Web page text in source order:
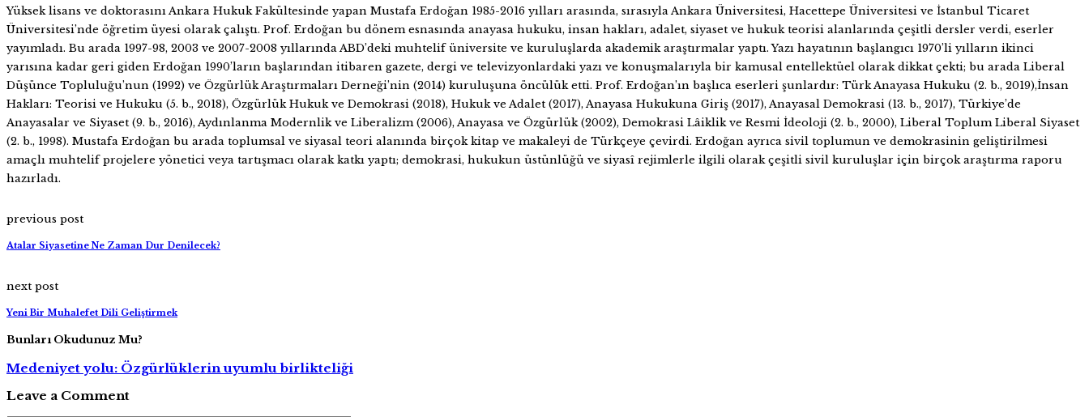
Yüksek lisans ve doktorasını Ankara Hukuk Fakültesinde yapan Mustafa Erdoğan 1985-2016 yılları arasında, sırasıyla Ankara Üniversitesi, Hacettepe Üniversitesi ve İstanbul Ticaret
Üniversitesi’nde öğretim üyesi olarak çalıştı. Prof. Erdoğan bu dönem esnasında anayasa hukuku, insan hakları, adalet, siyaset ve hukuk teorisi alanlarında çeşitli dersler verdi, eserler
yayımladı. Bu arada 1997-98, 2003 ve 2007-2008 yıllarında ABD’deki muhtelif üniversite ve kuruluşlarda akademik araştırmalar yaptı. Yazı hayatının başlangıcı 1970’li yılların ikinci
yarısına kadar geri giden Erdoğan 1990’ların başlarından itibaren gazete, dergi ve televizyonlardaki yazı ve konuşmalarıyla bir kamusal entellektüel olarak dikkat çekti; bu arada Liberal
Düşünce Topluluğu’nun (1992) ve Özgürlük Araştırmaları Derneği’nin (2014) kuruluşuna öncülük etti. Prof. Erdoğan’ın başlıca eserleri şunlardır: Türk Anayasa Hukuku (2. b., 2019),İnsan
Hakları: Teorisi ve Hukuku (5. b., 2018), Özgürlük Hukuk ve Demokrasi (2018), Hukuk ve Adalet (2017), Anayasa Hukukuna Giriş (2017), Anayasal Demokrasi (13. b., 2017), Türkiye’de
Anayasalar ve Siyaset (9. b., 2016), Aydınlanma Modernlik ve Liberalizm (2006), Anayasa ve Özgürlük (2002), Demokrasi Lâiklik ve Resmi İdeoloji (2. b., 2000), Liberal Toplum Liberal Siyaset
(2. b., 1998). Mustafa Erdoğan bu arada toplumsal ve siyasal teori alanında birçok kitap ve makaleyi de Türkçeye çevirdi. Erdoğan ayrıca sivil toplumun ve demokrasinin geliştirilmesi
amaçlı muhtelif projelere yönetici veya tartışmacı olarak katkı yaptı; demokrasi, hukukun üstünlüğü ve siyasî rejimlerle ilgili olarak çeşitli sivil kuruluşlar için birçok araştırma raporu
hazırladı.
previous post
Atalar Siyasetine Ne Zaman Dur Denilecek?
next post
Yeni Bir Muhalefet Dili Geliştirmek
Bunları Okudunuz Mu?
Medeniyet yolu: Özgürlüklerin uyumlu birlikteliği
Leave a Comment